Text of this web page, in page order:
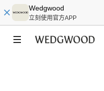
Wedgwood
立刻使用官方APP